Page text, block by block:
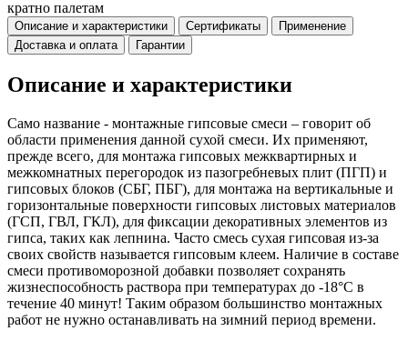
кратно палетам
Описание и характеристики Сертификаты
Применение
Доставка и оплата
Гарантии
Описание и характеристики
Само название - монтажные гипсовые смеси – говорит об
области применения данной сухой смеси. Их применяют,
прежде всего, для монтажа гипсовых межквартирных и
межкомнатных перегородок из пазогребневых плит (ПГП) и
гипсовых блоков (СБГ, ПБГ), для монтажа на вертикальные и
горизонтальные поверхности гипсовых листовых материалов
(ГСП, ГВЛ, ГКЛ), для фиксации декоративных элементов из
гипса, таких как лепнина. Часто смесь сухая гипсовая из-за
своих свойств называется гипсовым клеем. Наличие в составе
смеси противоморозной добавки позволяет сохранять
жизнеспособность раствора при температурах до -18°C в
течение 40 минут! Таким образом большинство монтажных
работ не нужно останавливать на зимний период времени.